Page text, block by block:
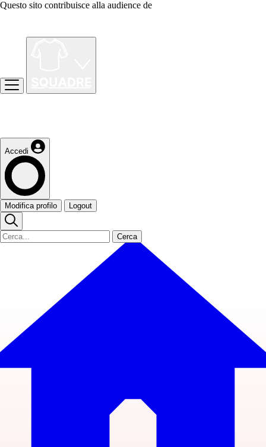
Questo sito contribuisce alla audience de
Accedi
Modifica profilo Logout
Cerca